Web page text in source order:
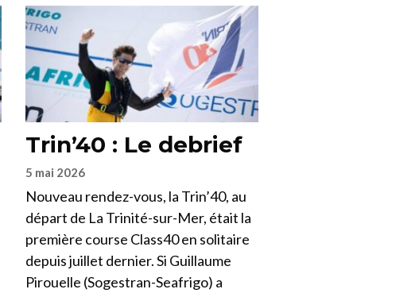
Trin’40 : Le debrief
5 mai 2026
Nouveau rendez-vous, la Trin’40, au
départ de La Trinité-sur-Mer, était la
première course Class40 en solitaire
depuis juillet dernier. Si Guillaume
Pirouelle (Sogestran-Seafrigo) a